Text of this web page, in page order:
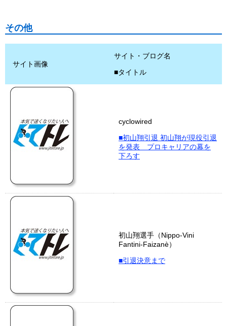
その他
サイト画像
サイト・ブログ名
■タイトル
cyclowired
■初山翔引退 初山翔が現役引退
を発表 プロキャリアの幕を
下ろす
初山翔選手（Nippo-Vini
Fantini-Faizanè）
■引退決意まで